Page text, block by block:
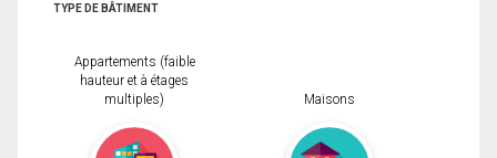
TYPE DE BÂTIMENT
Appartements (faible
hauteur et à étages
multiples)
Maisons